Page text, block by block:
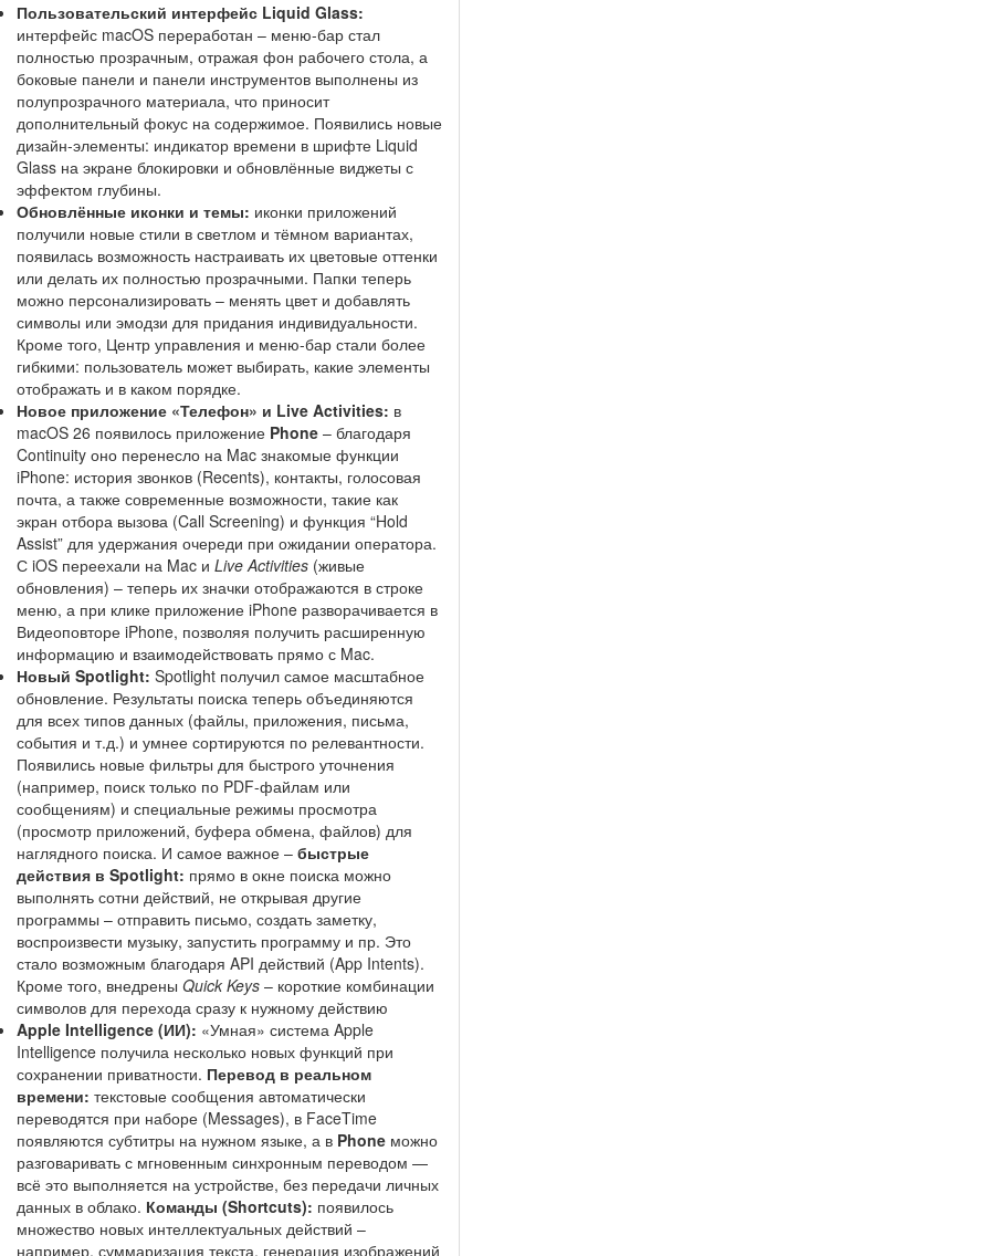
Пользовательский интерфейс Liquid Glass:
интерфейс macOS переработан – меню-бар стал
полностью прозрачным, отражая фон рабочего стола, а
боковые панели и панели инструментов выполнены из
полупрозрачного материала, что приносит
дополнительный фокус на содержимое. Появились новые
дизайн-элементы: индикатор времени в шрифте Liquid
Glass на экране блокировки и обновлённые виджеты с
эффектом глубины.
Обновлённые иконки и темы: иконки приложений
получили новые стили в светлом и тёмном вариантах,
появилась возможность настраивать их цветовые оттенки
или делать их полностью прозрачными. Папки теперь
можно персонализировать – менять цвет и добавлять
символы или эмодзи для придания индивидуальности.
Кроме того, Центр управления и меню-бар стали более
гибкими: пользователь может выбирать, какие элементы
отображать и в каком порядке.
Новое приложение «Телефон» и Live Activities: в
macOS 26 появилось приложение Phone– благодаря
Continuity оно перенесло на Mac знакомые функции
iPhone: история звонков (Recents), контакты, голосовая
почта, а также современные возможности, такие как
экран отбора вызова (Call Screening) и функция “Hold
Assist” для удержания очереди при ожидании оператора.
С iOS переехали на Mac и Live Activities(живые
обновления) – теперь их значки отображаются в строке
меню, а при клике приложение iPhone разворачивается в
Видеоповторе iPhone, позволяя получить расширенную
информацию и взаимодействовать прямо с Mac.
Новый Spotlight: Spotlight получил самое масштабное
обновление. Результаты поиска теперь объединяются
для всех типов данных (файлы, приложения, письма,
события и т.д.) и умнее сортируются по релевантности.
Появились новые фильтры для быстрого уточнения
(например, поиск только по PDF-файлам или
сообщениям) и специальные режимы просмотра
(просмотр приложений, буфера обмена, файлов) для
наглядного поиска. И самое важное – быстрые
действия в Spotlight: прямо в окне поиска можно
выполнять сотни действий, не открывая другие
программы – отправить письмо, создать заметку,
воспроизвести музыку, запустить программу и пр. Это
стало возможным благодаря API действий (App Intents).
Кроме того, внедрены Quick Keys– короткие комбинации
символов для перехода сразу к нужному действию
Apple Intelligence (ИИ): «Умная» система Apple
Intelligence получила несколько новых функций при
сохранении приватности. Перевод в реальном
времени: текстовые сообщения автоматически
переводятся при наборе (Messages), в FaceTime
появляются субтитры на нужном языке, а в Phoneможно
разговаривать с мгновенным синхронным переводом —
всё это выполняется на устройстве, без передачи личных
данных в облако. Команды (Shortcuts): появилось
множество новых интеллектуальных действий –
например, суммаризация текста, генерация изображений